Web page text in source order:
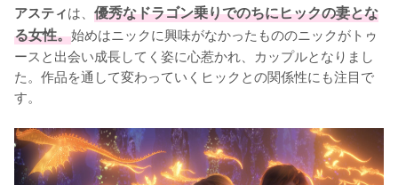
アスティは、 優秀なドラゴン乗りでのちにヒックの妻とな
る女性。始めはニックに興味がなかったもののニックがトゥ
ースと出会い成長してく姿に心惹かれ、カップルとなりまし
た。作品を通して変わっていくヒックとの関係性にも注目で
す。